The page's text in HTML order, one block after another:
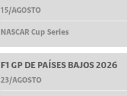
15/AGOSTO
NASCAR Cup Series
F1 GP DE PAÍSES BAJOS 2026
23/AGOSTO